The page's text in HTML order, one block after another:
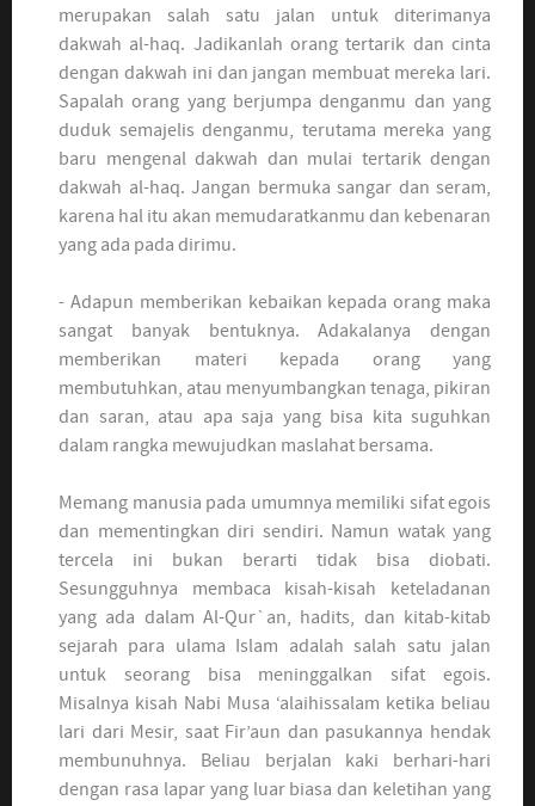
merupakan salah satu jalan untuk diterimanya
dakwah al-haq. Jadikanlah orang tertarik dan cinta
dengan dakwah ini dan jangan membuat mereka lari.
Sapalah orang yang berjumpa denganmu dan yang
duduk semajelis denganmu, terutama mereka yang
baru mengenal dakwah dan mulai tertarik dengan
dakwah al-haq. Jangan bermuka sangar dan seram,
karena hal itu akan memudaratkanmu dan kebenaran
yang ada pada dirimu.
- Adapun memberikan kebaikan kepada orang maka
sangat banyak bentuknya. Adakalanya dengan
memberikan materi kepada orang yang
membutuhkan, atau menyumbangkan tenaga, pikiran
dan saran, atau apa saja yang bisa kita suguhkan
dalam rangka mewujudkan maslahat bersama.
Memang manusia pada umumnya memiliki sifat egois
dan mementingkan diri sendiri. Namun watak yang
tercela ini bukan berarti tidak bisa diobati.
Sesungguhnya membaca kisah-kisah keteladanan
yang ada dalam Al-Qur`an, hadits, dan kitab-kitab
sejarah para ulama Islam adalah salah satu jalan
untuk seorang bisa meninggalkan sifat egois.
Misalnya kisah Nabi Musa ‘alaihissalam ketika beliau
lari dari Mesir, saat Fir’aun dan pasukannya hendak
membunuhnya. Beliau berjalan kaki berhari-hari
dengan rasa lapar yang luar biasa dan keletihan yang